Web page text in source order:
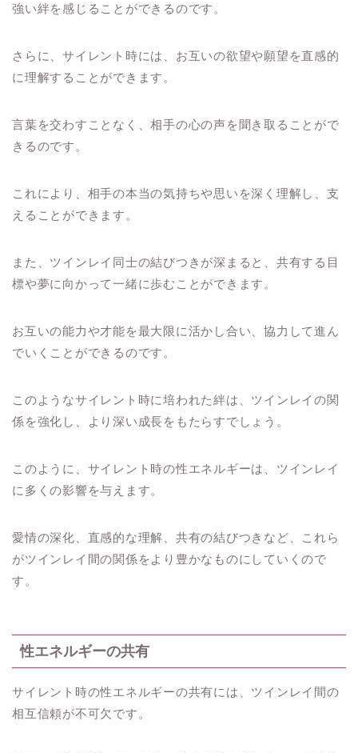
強い絆を感じることができるのです。
さらに、サイレント時には、お互いの欲望や願望を直感的
に理解することができます。
言葉を交わすことなく、相手の心の声を聞き取ることがで
きるのです。
これにより、相手の本当の気持ちや思いを深く理解し、支
えることができます。
また、ツインレイ同士の結びつきが深まると、共有する目
標や夢に向かって一緒に歩むことができます。
お互いの能力や才能を最大限に活かし合い、協力して進ん
でいくことができるのです。
このようなサイレント時に培われた絆は、ツインレイの関
係を強化し、より深い成長をもたらすでしょう。
このように、サイレント時の性エネルギーは、ツインレイ
に多くの影響を与えます。
愛情の深化、直感的な理解、共有の結びつきなど、これら
がツインレイ間の関係をより豊かなものにしていくので
す。
性エネルギーの共有
サイレント時の性エネルギーの共有には、ツインレイ間の
相互信頼が不可欠です。